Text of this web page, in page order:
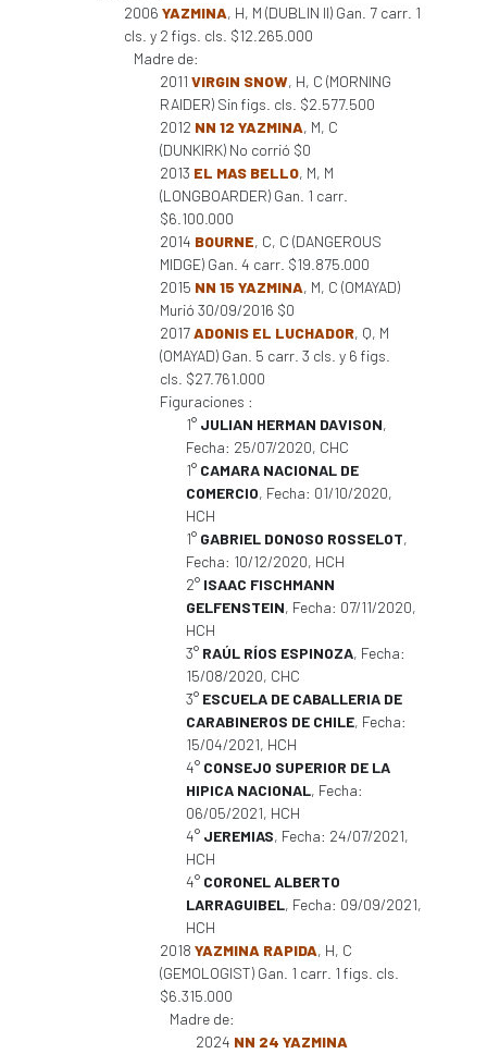
2006 YAZMINA, H, M (DUBLIN II) Gan. 7 carr. 1
cls. y 2 figs. cls. $12.265.000
Madre de:
2011 VIRGIN SNOW, H, C (MORNING
RAIDER) Sin figs. cls. $2.577.500
2012 NN 12 YAZMINA, M, C
(DUNKIRK) No corrió $0
2013 EL MAS BELLO, M, M
(LONGBOARDER) Gan. 1 carr.
$6.100.000
2014 BOURNE, C, C (DANGEROUS
MIDGE) Gan. 4 carr. $19.875.000
2015 NN 15 YAZMINA, M, C (OMAYAD)
Murió 30/09/2016 $0
2017ADONIS EL LUCHADOR, Q, M
(OMAYAD) Gan. 5 carr. 3 cls. y 6 figs.
cls. $27.761.000
Figuraciones :
1° JULIAN HERMAN DAVISON,
Fecha: 25/07/2020, CHC
1° CAMARA NACIONAL DE
COMERCIO, Fecha: 01/10/2020,
HCH
1° GABRIEL DONOSO ROSSELOT,
Fecha: 10/12/2020, HCH
2° ISAAC FISCHMANN
GELFENSTEIN, Fecha: 07/11/2020,
HCH
3° RAÚL RÍOS ESPINOZA, Fecha:
15/08/2020, CHC
3° ESCUELA DE CABALLERIA DE
CARABINEROS DE CHILE, Fecha:
15/04/2021, HCH
4° CONSEJO SUPERIOR DE LA
HIPICA NACIONAL, Fecha:
06/05/2021, HCH
4° JEREMIAS, Fecha: 24/07/2021,
HCH
4° CORONEL ALBERTO
LARRAGUIBEL, Fecha: 09/09/2021,
HCH
2018 YAZMINA RAPIDA, H, C
(GEMOLOGIST) Gan. 1 carr. 1 figs. cls.
$6.315.000
Madre de:
2024 NN 24 YAZMINA